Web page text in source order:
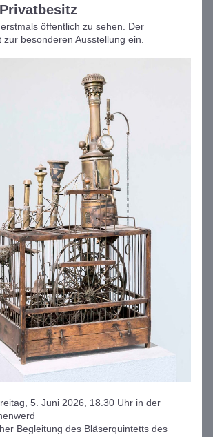
öffentlich zu sehen. Der
besonderen Ausstellung ein.
5. Juni 2026, 18.30 Uhr in der
Begleitung des Bläserquintetts des